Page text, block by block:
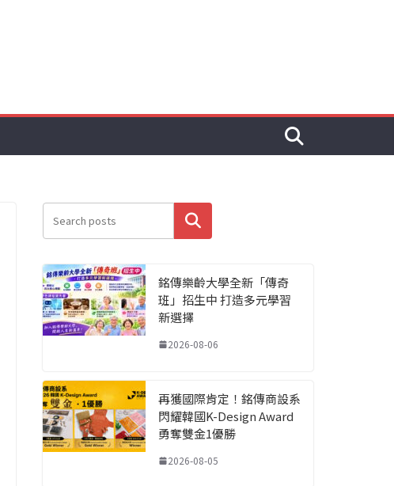
搜尋
銘傳樂齡大學全新「傳奇
班」招生中 打造多元學習
新選擇
2026-08-06
再獲國際肯定！銘傳商設系
閃耀韓國K-Design Award
勇奪雙金1優勝
2026-08-05